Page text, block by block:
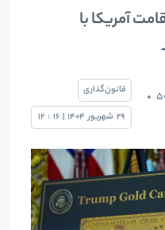
آمریکا با
قانون‌گذاری
29 شهریور 1404
|
16
:
12